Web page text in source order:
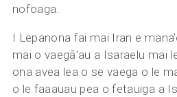
nofoaga.
I Lepanona fai mai Iran e
mai o vaegā’au a Isaraelu mai
ona avea lea o se vaega o le
o le faaauau pea o fetauiga a